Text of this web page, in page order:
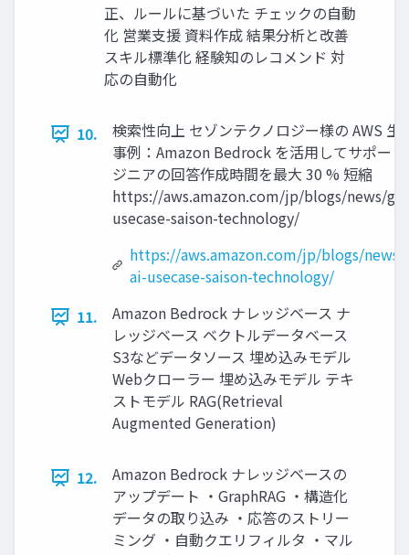
正、ルールに基づいた チェックの自動
化 営業支援 資料作成 結果分析と改善
スキル標準化 経験知のレコメンド 対
応の自動化
10.
検索性向上 セゾンテクノロジー様の AWS 生
事例：Amazon Bedrock を活用してサポー
ジニアの回答作成時間を最大 30 % 短縮
https://aws.amazon.com/jp/blogs/news/
usecase-saison-technology/
https://aws.amazon.com/jp/blogs/news/
ai-usecase-saison-technology/
11.
Amazon Bedrock ナレッジベース ナ
レッジベース ベクトルデータベース
S3などデータソース 埋め込みモデル
Webクローラー 埋め込みモデル テキ
ストモデル RAG(Retrieval
Augmented Generation)
12.
Amazon Bedrock ナレッジベースの
アップデート ・GraphRAG ・構造化
データの取り込み ・応答のストリー
ミング ・自動クエリフィルタ ・マル